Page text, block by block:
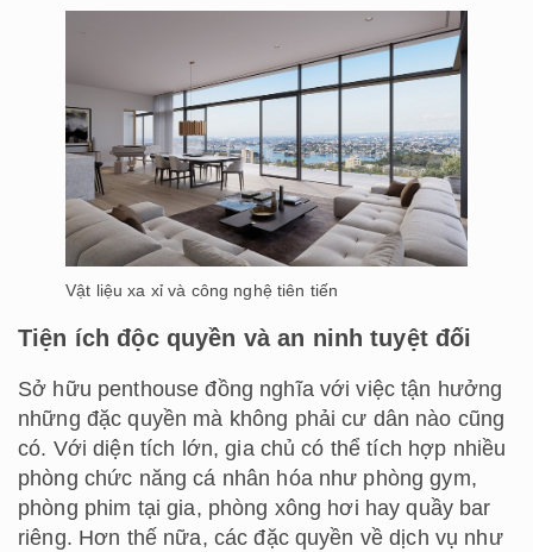
Vật liệu xa xỉ và công nghệ tiên tiến
Tiện ích độc quyền và an ninh tuyệt đối
Sở hữu penthouse đồng nghĩa với việc tận hưởng
những đặc quyền mà không phải cư dân nào cũng
có. Với diện tích lớn, gia chủ có thể tích hợp nhiều
phòng chức năng cá nhân hóa như phòng gym,
phòng phim tại gia, phòng xông hơi hay quầy bar
riêng. Hơn thế nữa, các đặc quyền về dịch vụ như